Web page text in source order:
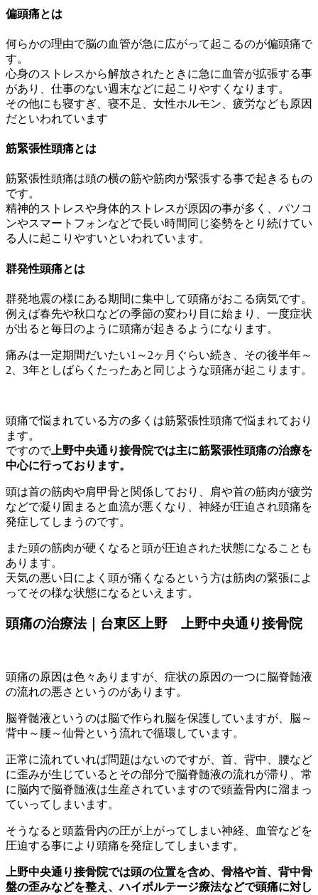
偏頭痛とは
何らかの理由で脳の血管が急に広がって起こるのが偏頭痛で
す。
心身のストレスから解放されたときに急に血管が拡張する事
があり、仕事のない週末などに起こりやすくなります。
その他にも寝すぎ、寝不足、女性ホルモン、疲労なども原因
だといわれています
筋緊張性頭痛とは
筋緊張性頭痛は頭の横の筋や筋肉が緊張する事で起きるもの
です。
精神的ストレスや身体的ストレスが原因の事が多く、パソコ
ンやスマートフォンなどで長い時間同じ姿勢をとり続けてい
る人に起こりやすいといわれています。
群発性頭痛とは
群発地震の様にある期間に集中して頭痛がおこる病気です。
例えば春先や秋口などの季節の変わり目に始まり、一度症状
が出ると毎日のように頭痛が起きるようになります。
痛みは一定期間だいたい1～2ヶ月ぐらい続き、その後半年～
2、3年としばらくたったあと同じような頭痛が起こります。
頭痛で悩まれている方の多くは筋緊張性頭痛で悩まれており
ます。
ですので上野中央通り接骨院では主に筋緊張性頭痛の治療を
中心に行っております。
頭は首の筋肉や肩甲骨と関係しており、肩や首の筋肉が疲労
などで凝り固まると血流が悪くなり、神経が圧迫され頭痛を
発症してしまうのです。
また頭の筋肉が硬くなると頭が圧迫された状態になることも
あります。
天気の悪い日によく頭が痛くなるという方は筋肉の緊張によ
ってその様な状態になるといえます。
頭痛の治療法｜台東区上野 上野中央通り接骨院
頭痛の原因は色々ありますが、症状の原因の一つに脳脊髄液
の流れの悪さというのがあります。
脳脊髄液というのは脳で作られ脳を保護していますが、脳～
背中～腰～仙骨という流れで循環しています。
正常に流れていれば問題はないのですが、首、背中、腰など
に歪みが生じているとその部分で脳脊髄液の流れが滞り、常
に脳内で脳脊髄液は生産されていますので頭蓋骨内に溜まっ
ていってしまいます。
そうなると頭蓋骨内の圧が上がってしまい神経、血管などを
圧迫する事により頭痛を発症してしまいます。
上野中央通り接骨院では頭の位置を含め、骨格や首、背中骨
盤の歪みなどを整え、ハイボルテージ療法などで頭痛に対し